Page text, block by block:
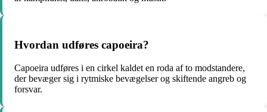
Hvordan udføres capoeira?
Capoeira udføres i en cirkel kaldet en roda af to modstandere,
der bevæger sig i rytmiske bevægelser og skiftende angreb og
forsvar.